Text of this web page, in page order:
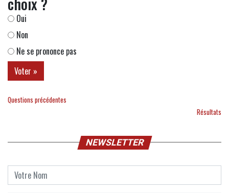
Oui
Non
Ne se prononce pas
Questions précédentes
Résultats
NEWSLETTER